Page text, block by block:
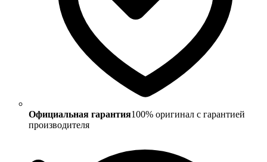
Официальная гарантия100% оригинал с гарантией
производителя